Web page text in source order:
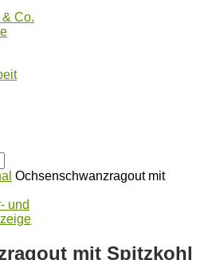
Co.
Ochsenschwanzragout mit
und
mit Spitzkohl